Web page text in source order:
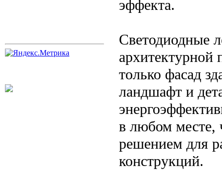
эффекта.
Светодиодные
архитектурной
только фасад
ландшафт и
в любом месте,
решением для
конструкций.